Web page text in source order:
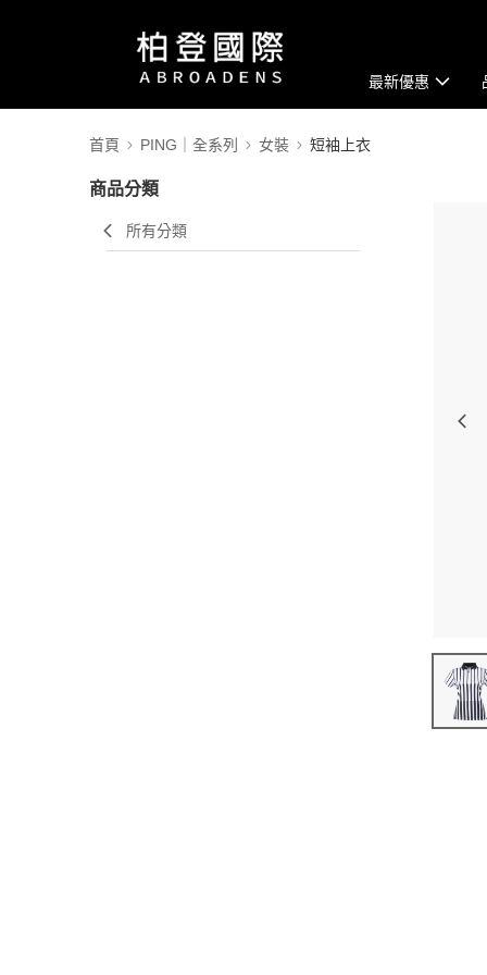
最新優惠
首頁 PING｜全系列 女裝 短袖上衣
商品分類
所有分類